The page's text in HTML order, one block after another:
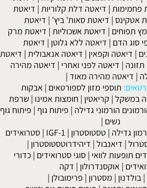
פחמימות | דיאטה דלת קלוריות | דיאטת
אטקינס | דיאטת סאות' ביץ' | דיאטת
תפוחים | דיאטת אשכוליות | דיאטת מרק
סוג הדם | דיאטה ללא גלוטן | דיאטת
| דיאטה וקפאין | דיאטה אנאבולית | דיאטת
| דיאטה לפני ואחרי | דיאטה מהירה
| דיאטה מהירה מאוד |
תוספי מזון לספורטאים | אבקות
במשקל | קריאטין | חומצות אמינו |שרפת
הורמוני גדילה | פיתוח גוף | פיתוח גוף
נשים |
גדילה |טסטוסטרון |
IGF-1
|סטרואידים
| דיאנבול | דיהידרוטסטוסטרון |
תופעות לוואי | סוגי סטרואידים | כדורי
| אוקסנדרולון | דקה
| בולדנון | מסטרון | פרימובולן |